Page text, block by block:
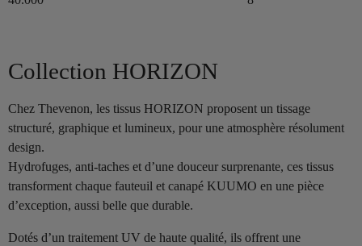
Collection HORIZON
Chez Thevenon, les tissus HORIZON proposent un tissage
structuré, graphique et lumineux, pour une atmosphère résolument
design.
Hydrofuges, anti-taches et d’une douceur surprenante, ces tissus
transforment chaque fauteuil et canapé KUUMO en une pièce
d’exception, aussi belle que durable.
Dotés d’un traitement UV de haute qualité, ils offrent une